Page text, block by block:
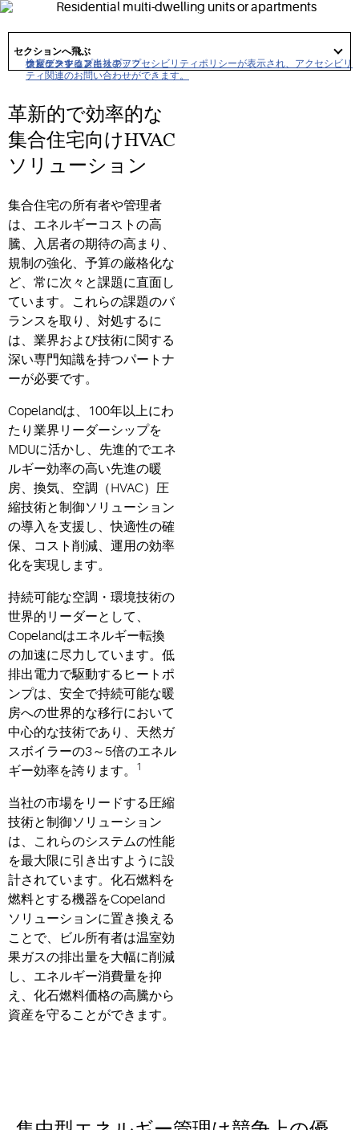
クリックすると当社のアクセシビリティポリシーが表示され、アクセシビリ
ティ関連のお問い合わせができます。
ナビゲーションにスキップ
コンテンツにスキップ
検索にスキップ
合
快適性を高め、
コストを削減
し、を削運用を簡素化するのに役立ちます。
to
section
セクションへ飛ぶ
革新的で効率的な
集合住宅向けHVAC
ソリューション
集合住宅の所有者や管理者
は、エネルギーコストの高
騰、入居者の期待の高まり、
規制の強化、予算の厳格化な
ど、常に次々と課題に直面し
ています。これらの課題のバ
ランスを取り、対処するに
は、業界および技術に関する
深い専門知識を持つパートナ
ーが必要です。
Copelandは、100年以上にわ
たり業界リーダーシップを
MDUに活かし、先進的でエネ
ルギー効率の高い先進の暖
房、換気、空調（HVAC） 圧
縮技術と制御ソリューション
の導入を支援し、快適性の確
保、コスト削減、運用の効率
化を実現します。
持続可能な空調・環境技術の
世界的リーダーとして、
Copelandはエネルギー転換
の加速に尽力しています。低
排出電力で駆動するヒートポ
ンプは、安全で持続可能な暖
房への世界的な移行において
中心的な技術であり、天然ガ
スボイラーの3～5倍のエネル
ギー効率を誇ります。
1
当社の市場をリードする圧縮
技術と制御ソリューション
は、これらのシステムの性能
を最大限に引き出すように設
計されています。化石燃料を
燃料とする機器をCopeland
ソリューションに置き換える
ことで、ビル所有者は温室効
果ガスの排出量を大幅に削減
し、エネルギー消費量を抑
え、化石燃料価格の高騰から
資産を守ることができます。